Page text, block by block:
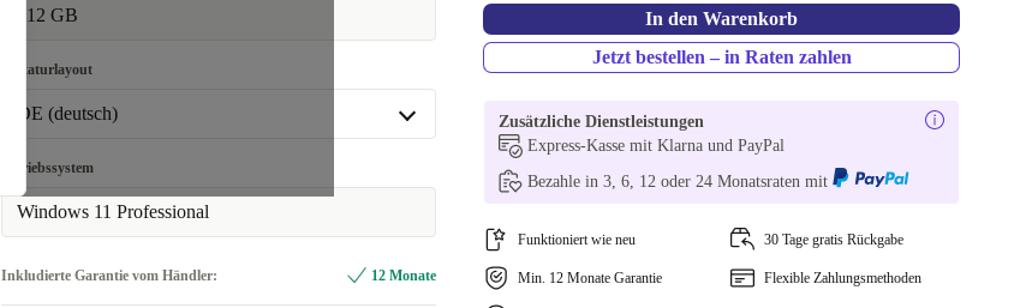
512 GB
Tastaturlayout
DE (deutsch)
BE (belgisch)
CZ (tschechisch)
Betriebssystem
Windows 11 Professional
Inkludierte Garantie vom Händler: 12 Monate
In den Warenkorb
Jetzt bestellen – in Raten zahlen
Zusätzliche Dienstleistungen
Express-Kasse mit Klarna und PayPal
Bezahle in 3, 6, 12 oder 24 Monatsraten mit
Funktioniert wie neu 30 Tage gratis Rückgabe
Min. 12 Monate Garantie Flexible Zahlungsmethoden